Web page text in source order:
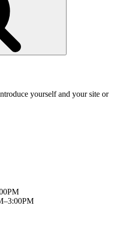
yourself and your site or